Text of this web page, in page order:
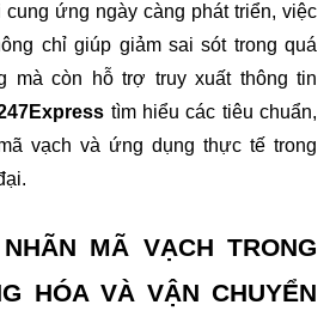
cung ứng ngày càng phát triển, việc
chỉ giúp giảm sai sót trong quá
mà còn hỗ trợ truy xuất thông tin
tìm hiểu các tiêu chuẩn,
vạch và ứng dụng thực tế trong
MÃ VẠCH TRONG
HÓA VÀ VẬN CHUYỂN